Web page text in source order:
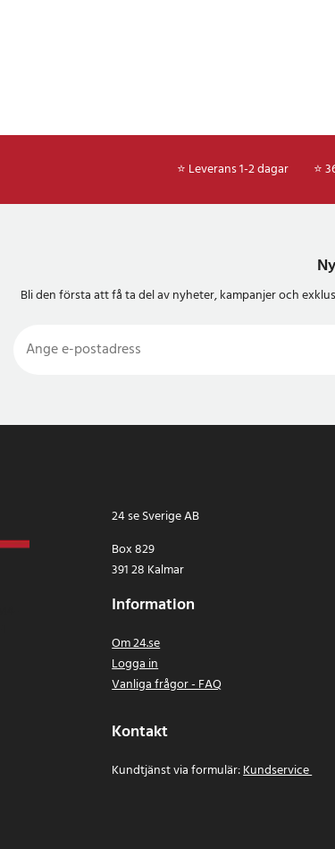
⭐ Leverans 1-2 dagar ⭐
Bli den första att få ta del av nyheter, kampanjer och
24 se Sverige AB
Box 829
391 28 Kalmar
Information
Om 24.se
Logga in
Vanliga frågor - FAQ
Kontakt
Kundtjänst via formulär:Kundservice